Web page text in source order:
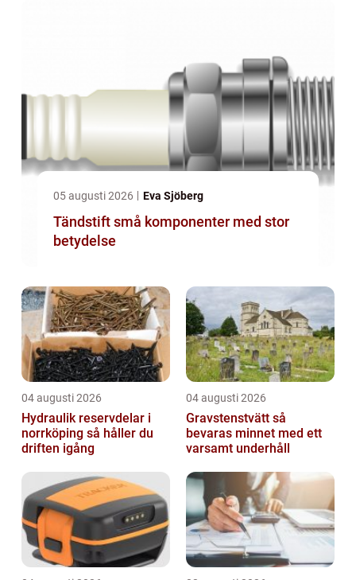
05 augusti 2026 Eva Sjöberg
Tändstift små komponenter med stor
betydelse
04 augusti 2026
Hydraulik reservdelar i
norrköping så håller du
driften igång
04 augusti 2026
Gravstenstvätt så
bevaras minnet med ett
varsamt underhåll